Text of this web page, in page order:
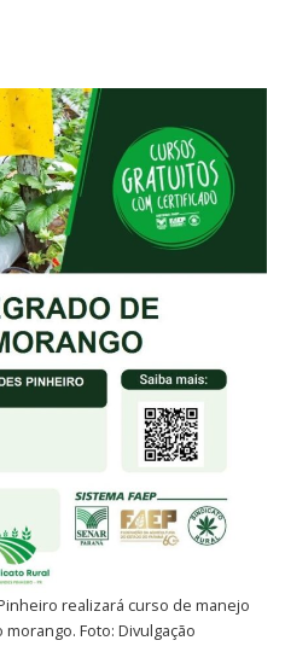
realizará curso de manejo
Foto: Divulgação